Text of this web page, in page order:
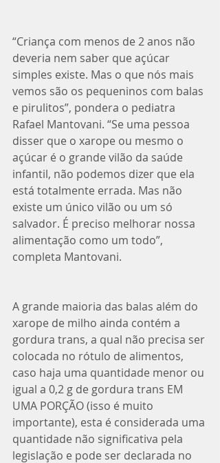
“Criança com menos de 2 anos não
deveria nem saber que açúcar
simples existe. Mas o que nós mais
vemos são os pequeninos com balas
e pirulitos”, pondera o pediatra
Rafael Mantovani. “Se uma pessoa
disser que o xarope ou mesmo o
açúcar é o grande vilão da saúde
infantil, não podemos dizer que ela
está totalmente errada. Mas não
existe um único vilão ou um só
salvador. É preciso melhorar nossa
alimentação como um todo”,
completa Mantovani.
A grande maioria das balas além do
xarope de milho ainda contém a
gordura trans, a qual não precisa ser
colocada no rótulo de alimentos,
caso haja uma quantidade menor ou
igual a 0,2 g de gordura trans EM
UMA PORÇÃO (isso é muito
importante), esta é considerada uma
quantidade não significativa pela
legislação e pode ser declarada no